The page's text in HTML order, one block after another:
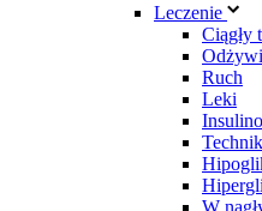
Leczenie
Ciągły
Ruch
Leki
W